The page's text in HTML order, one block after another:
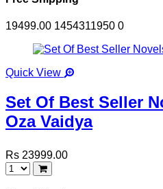
19499.00 1454311950 0
Quick View
Set Of Best Seller
Oza Vaidya
Rs 23999.00